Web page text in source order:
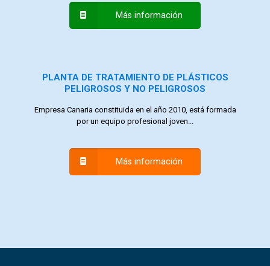
Más información
PLANTA DE TRATAMIENTO DE PLÁSTICOS
PELIGROSOS Y NO PELIGROSOS
Empresa Canaria constituida en el año 2010, está formada
por un equipo profesional joven...
Más información